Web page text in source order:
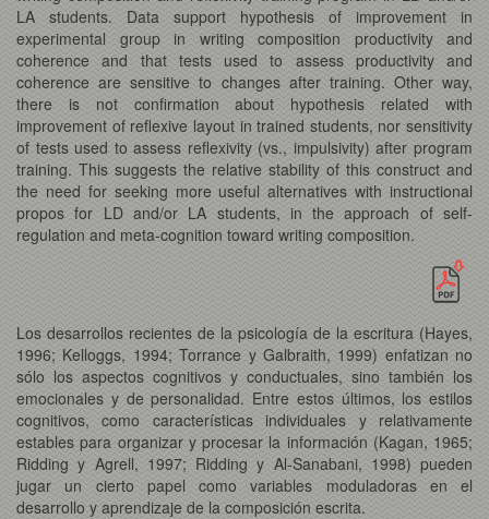
LA students. Data support hypothesis of improvement in
experimental group in writing composition productivity and
coherence and that tests used to assess productivity and
coherence are sensitive to changes after training. Other way,
there is not confirmation about hypothesis related with
improvement of reflexive layout in trained students, nor sensitivity
of tests used to assess reflexivity (vs., impulsivity) after program
training. This suggests the relative stability of this construct and
the need for seeking more useful alternatives with instructional
propos for LD and/or LA students, in the approach of self-
regulation and meta-cognition toward writing composition.
Los desarrollos recientes de la psicología de la escritura (Hayes,
1996; Kelloggs, 1994; Torrance y Galbraith, 1999) enfatizan no
sólo los aspectos cognitivos y conductuales, sino también los
emocionales y de personalidad. Entre estos últimos, los estilos
cognitivos, como características individuales y relativamente
estables para organizar y procesar la información (Kagan, 1965;
Ridding y Agrell, 1997; Ridding y Al-Sanabani, 1998) pueden
jugar un cierto papel como variables moduladoras en el
desarrollo y aprendizaje de la composición escrita.